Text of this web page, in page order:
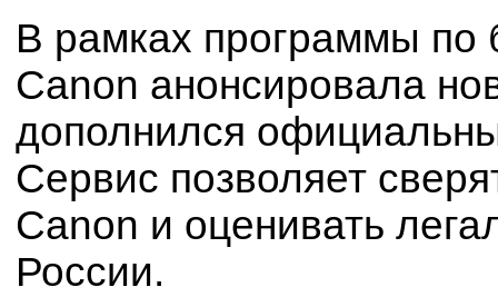
В рамках программы по
Canon анонсировала
дополнился
Сервис позволяет
Canon и оценивать
России.